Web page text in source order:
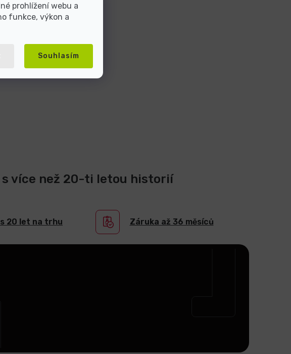
prohlížení webu a
funkce, výkon a
Souhlasím
více než 20-ti letou historií
20 let na trhu Záruka až 36 měsíců